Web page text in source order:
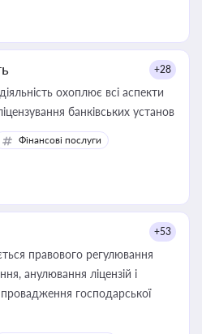
+28
охоплює всі аспекти
банківських установ
Фінансові послуги
+53
правового регулювання
анулювання ліцензій і
господарської